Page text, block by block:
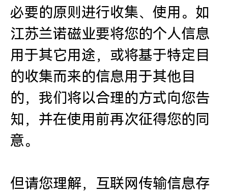
必要的原则进行收集、使用。如
江苏兰诺磁业要将您的个人信息
用于其它用途，或将基于特定目
的收集而来的信息用于其他目
的，我们将以合理的方式向您告
知，并在使用前再次征得您的同
意。
但请您理解，互联网传输信息存